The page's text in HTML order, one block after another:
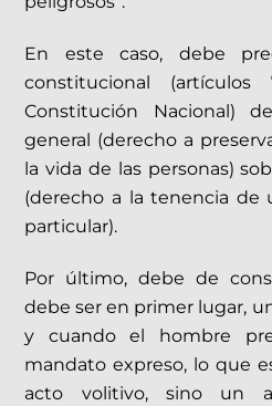
En este caso, debe
constitucional
Constitución Nacional)
general (derecho a
la vida de las personas)
(derecho a la tenencia de
particular).
Por último, debe de
debe ser en primer lugar,
y cuando el hombre
mandato expreso, lo que
acto volitivo, sino un